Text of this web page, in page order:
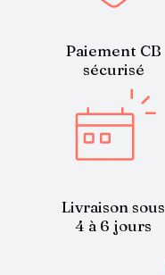
Paiement CB
sécurisé
Livraison sous
4 à 6 jours